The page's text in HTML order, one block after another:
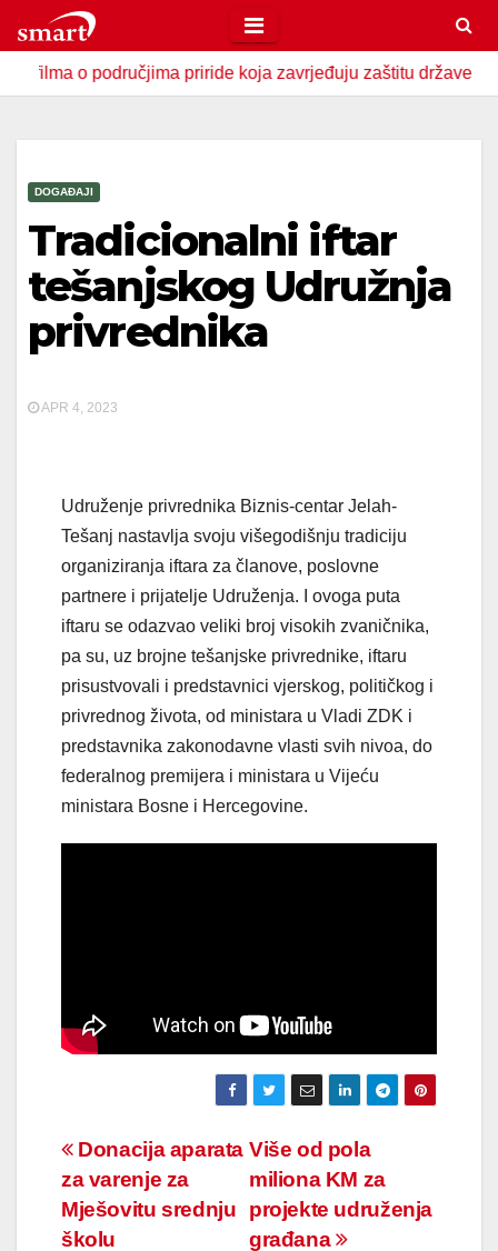
to
content
područjima priride koja zavrjeđuju zaštitu države U
DOGAĐAJI
Tradicionalni iftar
tešanjskog Udružnja
privrednika
APR 4, 2023
Udruženje privrednika Biznis-centar Jelah-
Tešanj nastavlja svoju višegodišnju tradiciju
organiziranja iftara za članove, poslovne
partnere i prijatelje Udruženja. I ovoga puta
iftaru se odazvao veliki broj visokih zvaničnika,
pa su, uz brojne tešanjske privrednike, iftaru
prisustvovali i predstavnici vjerskog, političkog i
privrednog života, od ministara u Vladi ZDK i
predstavnika zakonodavne vlasti svih nivoa, do
federalnog premijera i ministara u Vijeću
ministara Bosne i Hercegovine.
Navigacija
članaka
Više od pola
miliona KM za
projekte udruženja
građana
Donacija aparata
za varenje za
Mješovitu srednju
školu